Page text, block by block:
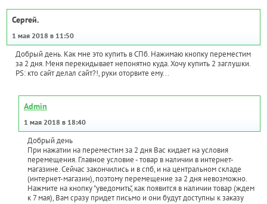
Сергей.
1 мая 2018 в 11:50
Добрый день. Как мне это купить в СПб. Нажимаю кнопку переместим
за 2 дня. Меня перекидывает непонятно куда. Хочу купить 2 заглушки.
PS: кто сайт делал сайт?!, руки оторвите ему...
Admin
1 мая 2018 в 18:40
Добрый день
При нажатии на переместим за 2 дня Вас кидает на условия
перемещения. Главное условие - товар в наличии в интернет-
магазине. Сейчас закончились и в спб, и на центральном складе
(интернет-магазин), поэтому перемещение за 2 дня невозможно.
Нажмите на кнопку "уведомить", как появится в наличии товар (ждем
к 7 мая), Вам сразу придет письмо и они будут доступны к заказу